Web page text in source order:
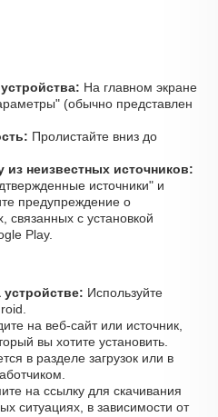
На главном экране
(обычно представлен
Пролистайте вниз до
из неизвестных источников:
источники" и
предупреждение о
связанных с установкой
Play.
устройстве: Используйте
на веб-сайт или источник,
вы хотите установить.
в разделе загрузок или в
на ссылку для скачивания
ситуациях, в зависимости от